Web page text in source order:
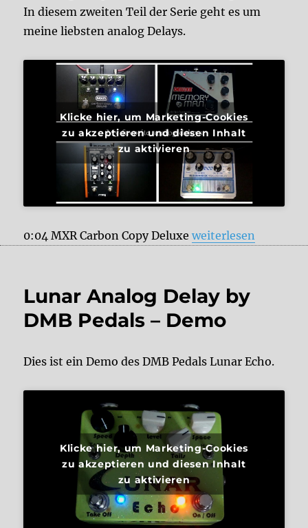
In diesem zweiten Teil der Serie geht es um
meine liebsten analog Delays.
Klicke hier, um Marketing-Cookies
zu akzeptieren und diesen Inhalt
zu aktivieren
0:04 MXR Carbon Copy Deluxe„Meine liebsten
weiterlesen
Lunar Analog Delay by
DMB Pedals – Demo
Dies ist ein Demo des DMB Pedals Lunar Echo.
Klicke hier, um Marketing-Cookies
zu akzeptieren und diesen Inhalt
zu aktivieren